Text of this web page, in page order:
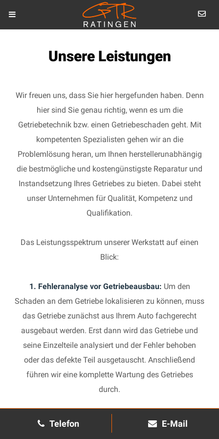
Telefon E-Mail
Unsere Leistungen
Wir freuen uns, dass Sie hier hergefunden haben. Denn
hier sind Sie genau richtig, wenn es um die
Getriebetechnik bzw. einen Getriebeschaden geht. Mit
kompetenten Spezialisten gehen wir an die
Problemlösung heran, um Ihnen herstellerunabhängig
die bestmögliche und kostengünstigste Reparatur und
Instandsetzung Ihres Getriebes zu bieten. Dabei steht
unser Unternehmen für Qualität, Kompetenz und
Qualifikation.
Das Leistungsspektrum unserer Werkstatt auf einen
Blick:
1. Fehleranalyse vor Getriebeausbau: Um den
Schaden an dem Getriebe lokalisieren zu können, muss
das Getriebe zunächst aus Ihrem Auto fachgerecht
ausgebaut werden. Erst dann wird das Getriebe und
seine Einzelteile analysiert und der Fehler behoben
oder das defekte Teil ausgetauscht. Anschließend
führen wir eine komplette Wartung des Getriebes
durch.
2. Manuelles Getriebe:
Die Reparatur eines komplexen
Schaltgetriebes ist äußerst aufwendig und benötigt